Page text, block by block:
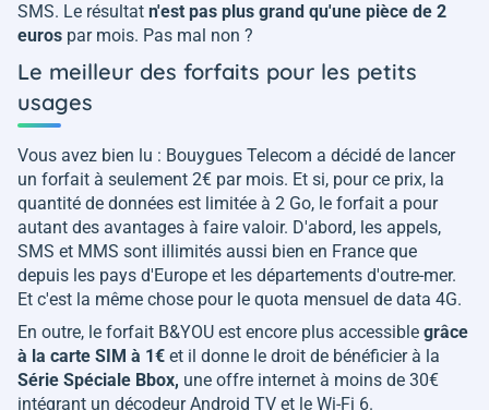
SMS. Le résultat n'est pas plus grand qu'une pièce de 2
euros par mois. Pas mal non ?
Le meilleur des forfaits pour les petits
usages
Vous avez bien lu : Bouygues Telecom a décidé de lancer
un forfait à seulement 2€ par mois. Et si, pour ce prix, la
quantité de données est limitée à 2 Go, le forfait a pour
autant des avantages à faire valoir. D'abord, les appels,
SMS et MMS sont illimités aussi bien en France que
depuis les pays d'Europe et les départements d'outre-mer.
Et c'est la même chose pour le quota mensuel de data 4G.
En outre, le forfait B&YOU est encore plus accessible grâce
à la carte SIM à 1€ et il donne le droit de bénéficier à la
Série Spéciale Bbox, une offre internet à moins de 30€
intégrant un décodeur Android TV et le Wi-Fi 6.